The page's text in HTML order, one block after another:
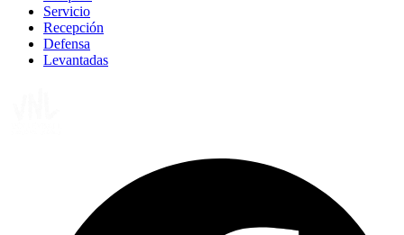
Servicio
Recepción
Defensa
Levantadas